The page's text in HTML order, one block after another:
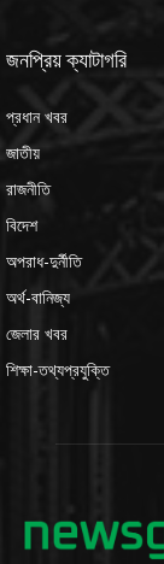
জনপ্রিয় ক্যাটাগরি
প্রধান খবর
জাতীয়
রাজনীতি
বিদেশ
অপরাধ-দুর্নীতি
অর্থ-বানিজ্য
জেলার খবর
শিক্ষা-তথ্যপ্রযুক্তি